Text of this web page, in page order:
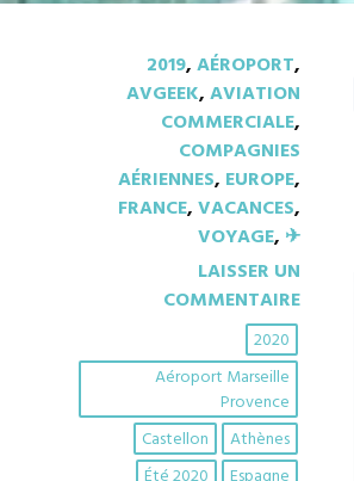
2019,AÉROPORT,
AVGEEK,AVIATION
COMMERCIALE,
COMPAGNIES
AÉRIENNES, EUROPE,
FRANCE,VACANCES,
VOYAGE, ✈︎
LAISSER UN
COMMENTAIRE
2020
Aéroport Marseille
Provence
Athènes
Castellon